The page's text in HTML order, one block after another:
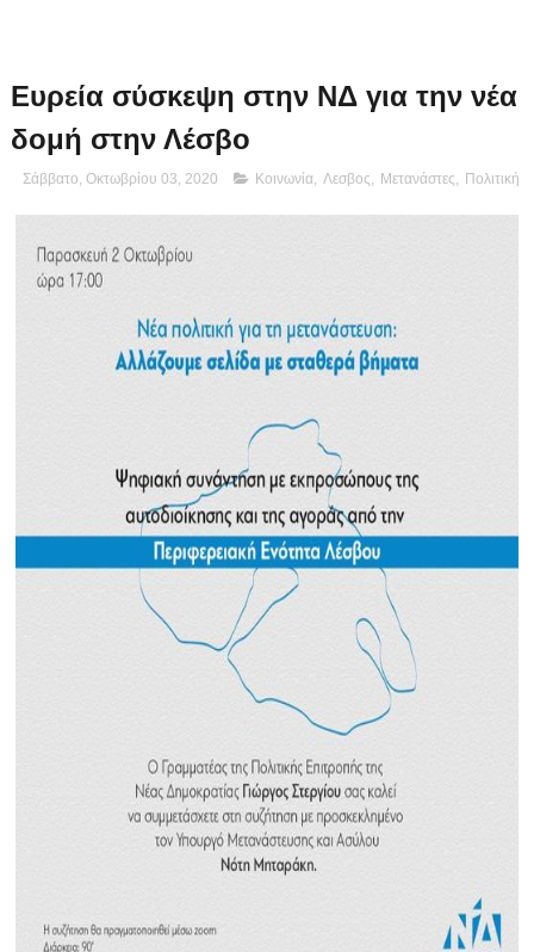
Ευρεία σύσκεψη στην ΝΔ για την νέα
δομή στην Λέσβο
Σάββατο, Οκτωβρίου 03, 2020 Κοινωνία, Λεσβος Μετανάστες Πολιτική